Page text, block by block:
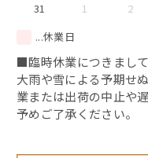
31
1 2
...休業日
■臨時休業につきまして
大雨や雪による予期せ
業または出荷の中止や
予めご了承ください。